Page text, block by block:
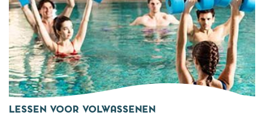
LESSEN VOOR VOLWASSENEN